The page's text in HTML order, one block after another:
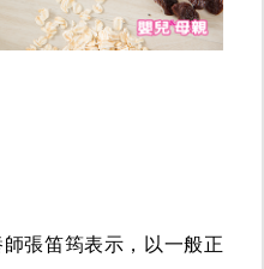
張笛筠表示，以一般正